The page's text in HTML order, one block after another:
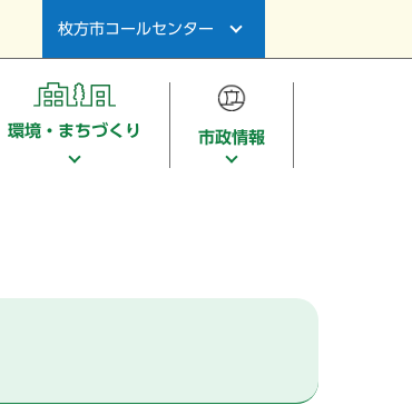
枚方市コールセンター
環境・まちづくり 市政情報